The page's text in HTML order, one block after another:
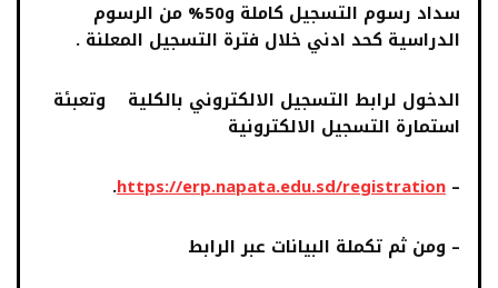
سداد رسوم التسجيل كاملة و50% من الرسوم
الدراسية كحد ادني خلال فترة التسجيل المعلنة .
الدخول لرابط التسجيل الالكتروني بالكلية وتعبئة
استمارة التسجيل الالكترونية
–
https://erp.napata.edu.sd/registration
.
– ومن ثم تكملة البيانات عبر الرابط